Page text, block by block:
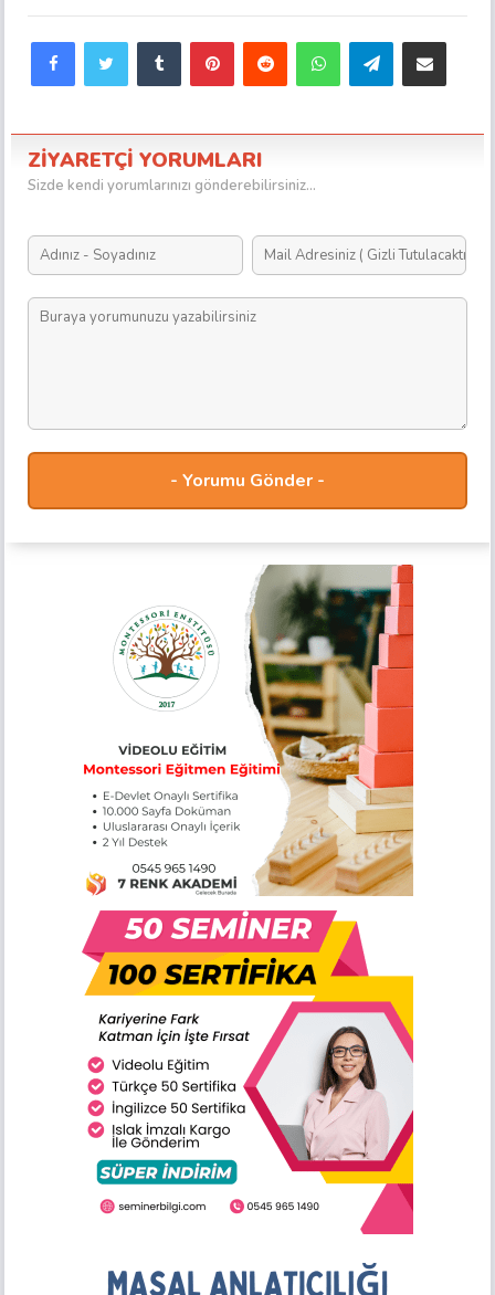
FacebookTwitter Tumblr PinterestReddit WhatsAppTelegram
ZİYARETÇİ YORUMLARI
Sizde kendi yorumlarınızı gönderebilirsiniz...